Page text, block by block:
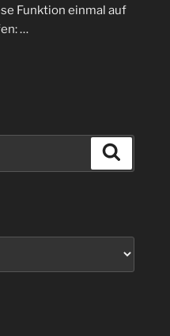
Funktion einmal auf
…